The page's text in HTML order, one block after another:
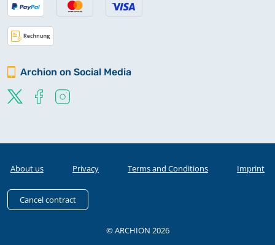
Archion on Social Media
About us Privacy Terms and Conditions Imprint
Cancel contract
© ARCHION 2026